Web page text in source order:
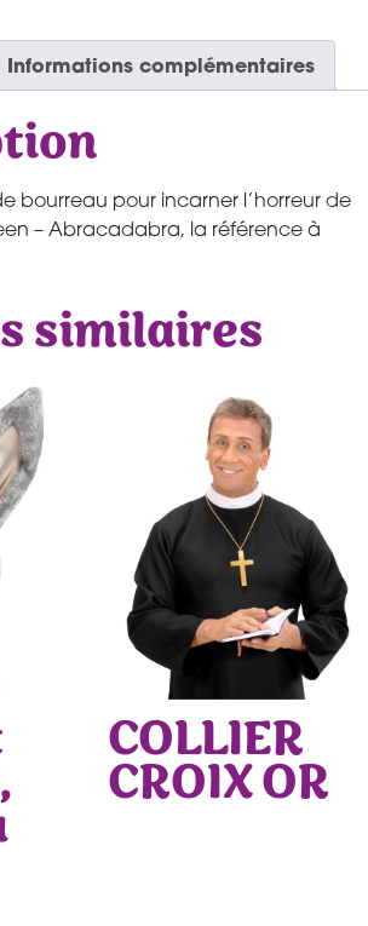
Informations complémentaires
bourreau pour incarner l’horreur de
– Abracadabra, la référence à
similaires
COLLIER
CROIX OR